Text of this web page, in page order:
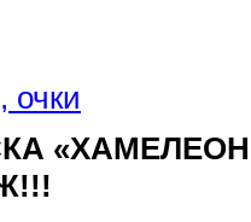
очки
«ХАМЕЛЕОН»